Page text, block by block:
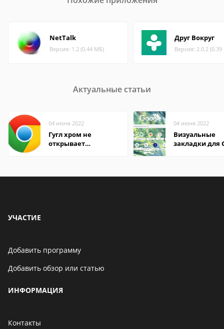
NetTalk
Версия: 1.2 (0.44 МБ)
Друг Вокруг
Версия: 2.0.2
Актуальные статьи
04 июня 2022
Гугл хром не
открывает
04 июня 2022
Визуальные
закладки для
УЧАСТИЕ
Добавить программу
Добавить обзор или статью
ИНФОРМАЦИЯ
Контакты